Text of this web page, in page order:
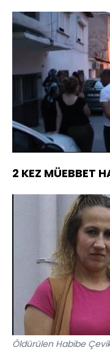
Sesi
Aç
2 KEZ MÜEBBET
Öldürülen Habibe